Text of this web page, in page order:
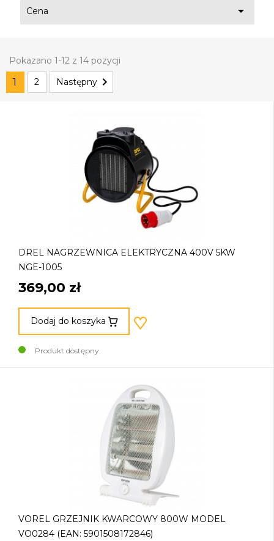
Cena 
Pokazano 1-12 z 14 pozycji
1 2 Następny 
DREL NAGRZEWNICA ELEKTRYCZNA 400V 5KW
NGE-1005
369,00 zł
Dodaj do koszyka
Produkt dostępny
VOREL GRZEJNIK KWARCOWY 800W MODEL
VO0284 (EAN: 5901508172846)